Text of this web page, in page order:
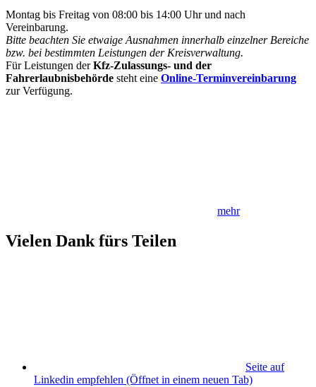
Montag bis Freitag von 08:00 bis 14:00 Uhr und nach
Vereinbarung.
Bitte beachten Sie etwaige Ausnahmen innerhalb einzelner Bereiche
bzw. bei bestimmten Leistungen der Kreisverwaltung.
Für Leistungen derKfz-Zulassungs- und der
Fahrerlaubnisbehörde steht eine Online-Terminvereinbarung
zur Verfügung.
mehr
Vielen Dank fürs Teilen
Seite auf
Linkedin empfehlen (Öffnet in einem neuen Tab)